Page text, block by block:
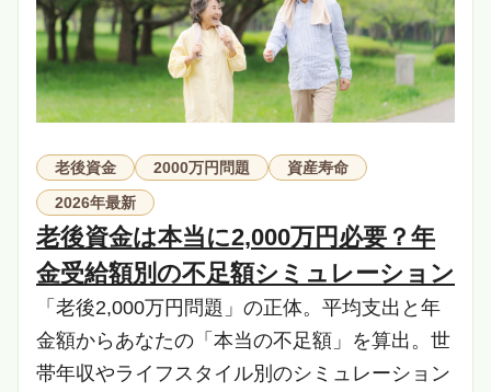
老後資金 2000万円問題
資産寿命
2026年最新
老後資金は本当に2,000万円必要？年
金受給額別の不足額シミュレーション
「老後2,000万円問題」の正体。平均支出と年
金額からあなたの「本当の不足額」を算出。世
帯年収やライフスタイル別のシミュレーション